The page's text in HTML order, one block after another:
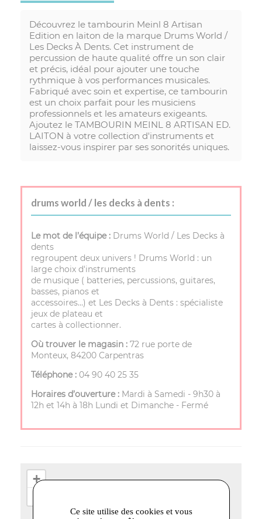
Découvrez le tambourin Meinl 8 Artisan
Edition en laiton de la marque Drums World /
Les Decks À Dents. Cet instrument de
percussion de haute qualité offre un son clair
et précis, idéal pour ajouter une touche
rythmique à vos performances musicales.
Fabriqué avec soin et expertise, ce tambourin
est un choix parfait pour les musiciens
professionnels et les amateurs exigeants.
Ajoutez le TAMBOURIN MEINL 8 ARTISAN ED.
LAITON à votre collection d'instruments et
laissez-vous inspirer par ses sonorités uniques.
drums world / les decks à dents :
Le mot de l’équipe : Drums World / Les Decks à
dents
regroupent deux univers ! Drums World : un
large choix d'instruments
de musique ( batteries, percussions, guitares,
basses, pianos et
accessoires…) et Les Decks à Dents : spécialiste
jeux de plateau et
cartes à collectionner.
Où trouver le magasin : 72 rue porte de
Monteux, 84200 Carpentras
Téléphone : 04 90 40 25 35
Horaires d’ouverture : Mardi à Samedi - 9h30 à
12h et 14h à 18h Lundi et Dimanche - Fermé
+
Ce site utilise des cookies et vous